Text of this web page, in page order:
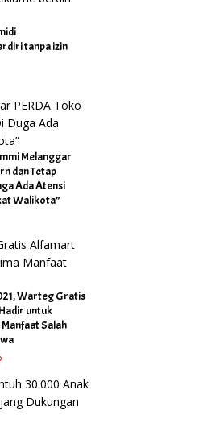
tanpa izin
Melanggar
dan Tetap
Ada Atensi
Walikota”
Warteg Gratis
untuk
Salah